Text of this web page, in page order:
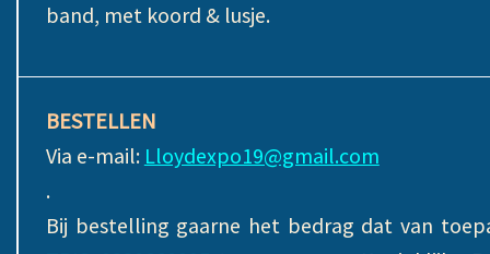
band, met koord & lusje.
BESTELLEN
Via e-mail: Lloydexpo19@gmail.com
.
Bij bestelling gaarne het bedrag dat van